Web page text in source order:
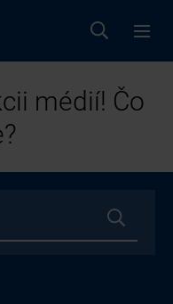
médií! Čo